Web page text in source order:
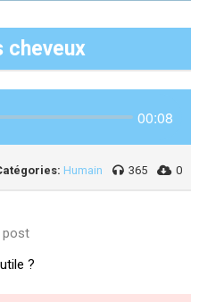
cheveux
00:08
Humain 365 0
post
?